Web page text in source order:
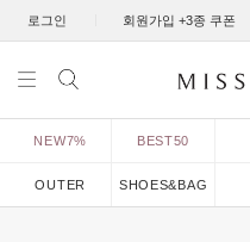
로그인 회원가입 +3종 쿠폰
NEW7% BEST50
OUTER SHOES&BAG